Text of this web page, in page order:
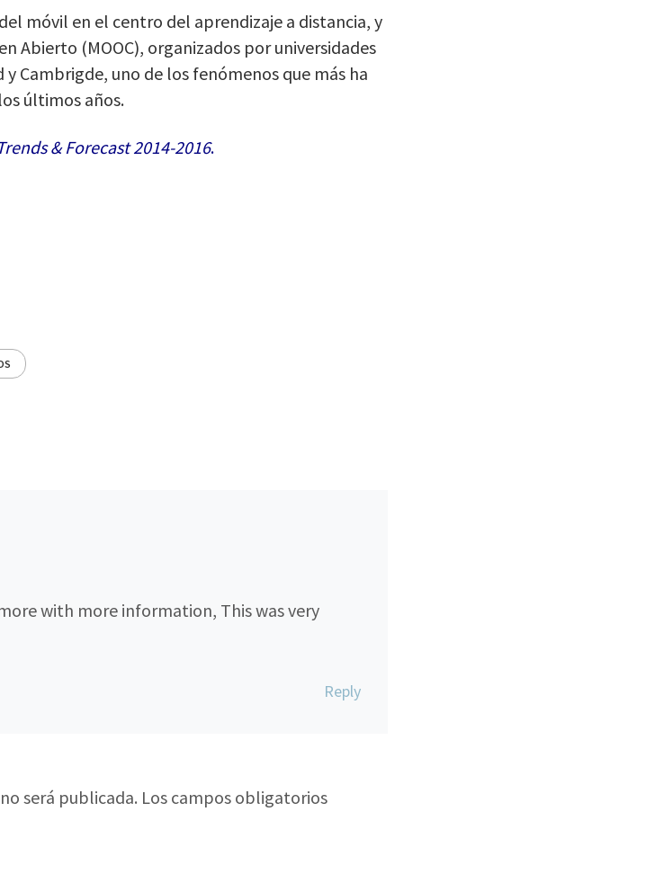
móvil en el centro del aprendizaje a distancia, y
Abierto (MOOC), organizados por universidades
Cambrigde, uno de los fenómenos que más ha
últimos años.
& Forecast 2014-2016.
with more information, This was very
Reply
será publicada. Los campos obligatorios